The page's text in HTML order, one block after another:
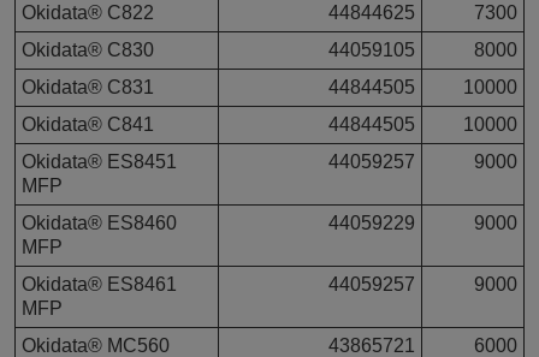
Okidata® C822
44844625
7300
Okidata® C830
44059105
8000
Okidata® C831
44844505
10000
Okidata® C841
44844505
10000
Okidata® ES8451
MFP
44059257 9000
Okidata® ES8460
MFP
44059229 9000
Okidata® ES8461
MFP
44059257 9000
Okidata® MC560
43865721 6000